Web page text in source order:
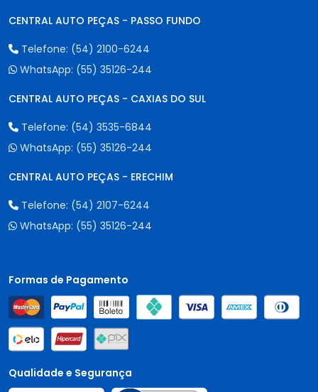
CENTRAL AUTO PEÇAS - PASSO FUNDO
Telefone: (54) 2100-6244
WhatsApp: (55) 35126-244
CENTRAL AUTO PEÇAS - CAXIAS DO SUL
Telefone: (54) 3535-6844
WhatsApp: (55) 35126-244
CENTRAL AUTO PEÇAS - ERECHIM
Telefone: (54) 2107-6244
WhatsApp: (55) 35126-244
Formas de Pagamento
Qualidade e Segurança